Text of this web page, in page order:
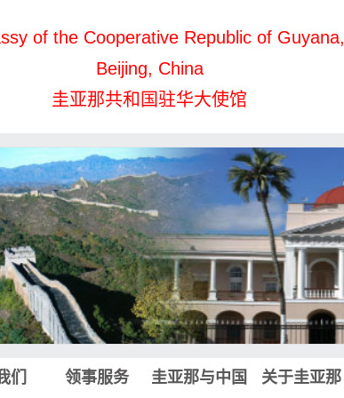
of the Cooperative Republic of Guyana,
Beijing, China
圭亚那共和国驻华大使馆
们 领事服务 圭亚那与中国 关于圭亚那